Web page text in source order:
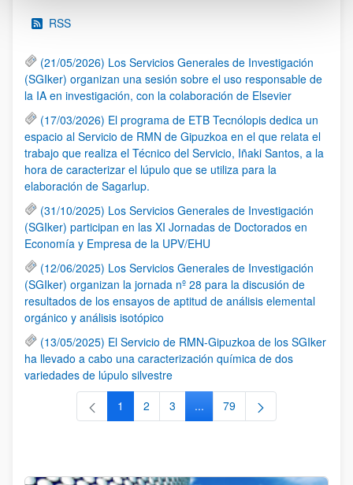
RSS
(21/05/2026) Los Servicios Generales de Investigación
(SGIker) organizan una sesión sobre el uso responsable de
la IA en investigación, con la colaboración de Elsevier
(17/03/2026) El programa de ETB Tecnólopis dedica un
espacio al Servicio de RMN de Gipuzkoa en el que relata el
trabajo que realiza el Técnico del Servicio, Iñaki Santos, a la
hora de caracterizar el lúpulo que se utiliza para la
elaboración de Sagarlup.
(31/10/2025) Los Servicios Generales de Investigación
(SGIker) participan en las XI Jornadas de Doctorados en
Economía y Empresa de la UPV/EHU
(12/06/2025) Los Servicios Generales de Investigación
(SGIker) organizan la jornada nº 28 para la discusión de
resultados de los ensayos de aptitud de análisis elemental
orgánico y análisis isotópico
(13/05/2025) El Servicio de RMN-Gipuzkoa de los SGIker
ha llevado a cabo una caracterización química de dos
variedades de lúpulo silvestre
Página
1 Página
2 Página
3 ...Páginas intermedias Use TAB
Página
79